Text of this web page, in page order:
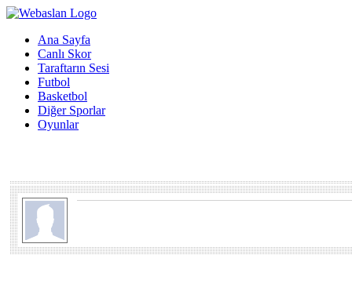
Ana Sayfa
Canlı Skor
Taraftarın Sesi
Futbol
Basketbol
Diğer Sporlar
Oyunlar